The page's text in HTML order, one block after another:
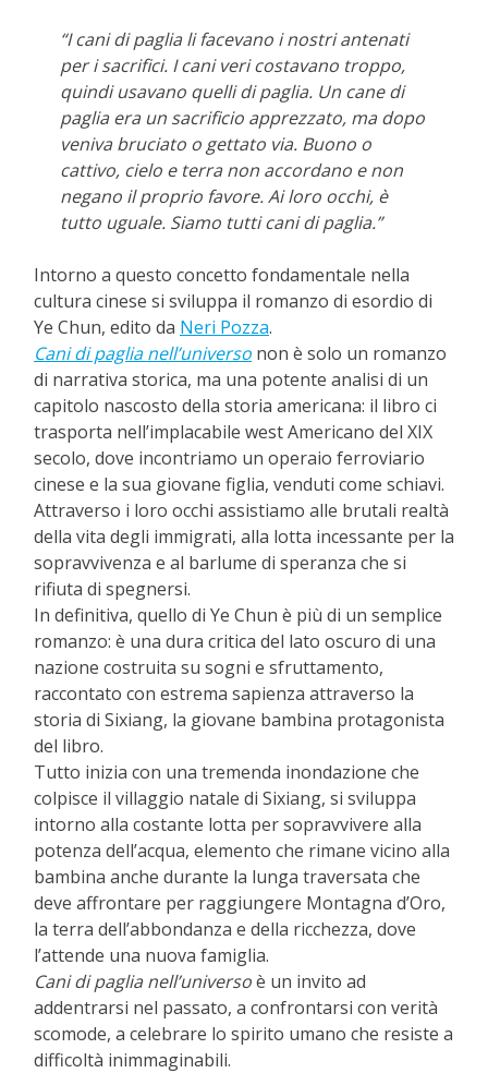
“I cani di paglia li facevano i nostri antenati
per i sacrifici. I cani veri costavano troppo,
quindi usavano quelli di paglia. Un cane di
paglia era un sacrificio apprezzato, ma dopo
veniva bruciato o gettato via. Buono o
cattivo, cielo e terra non accordano e non
negano il proprio favore. Ai loro occhi, è
tutto uguale. Siamo tutti cani di paglia.”
Intorno a questo concetto fondamentale nella
cultura cinese si sviluppa il romanzo di esordio di
Ye Chun, edito da Neri Pozza.
Cani di paglia nell’universo non è solo un romanzo
di narrativa storica, ma una potente analisi di un
capitolo nascosto della storia americana: il libro ci
trasporta nell’implacabile west Americano del XIX
secolo, dove incontriamo un operaio ferroviario
cinese e la sua giovane figlia, venduti come schiavi.
Attraverso i loro occhi assistiamo alle brutali realtà
della vita degli immigrati, alla lotta incessante per la
sopravvivenza e al barlume di speranza che si
rifiuta di spegnersi.
In definitiva, quello di Ye Chun è più di un semplice
romanzo: è una dura critica del lato oscuro di una
nazione costruita su sogni e sfruttamento,
raccontato con estrema sapienza attraverso la
storia di Sixiang, la giovane bambina protagonista
del libro.
Tutto inizia con una tremenda inondazione che
colpisce il villaggio natale di Sixiang, si sviluppa
intorno alla costante lotta per sopravvivere alla
potenza dell’acqua, elemento che rimane vicino alla
bambina anche durante la lunga traversata che
deve affrontare per raggiungere Montagna d’Oro,
la terra dell’abbondanza e della ricchezza, dove
l’attende una nuova famiglia.
Cani di paglia nell’universoè un invito ad
addentrarsi nel passato, a confrontarsi con verità
scomode, a celebrare lo spirito umano che resiste a
difficoltà inimmaginabili.